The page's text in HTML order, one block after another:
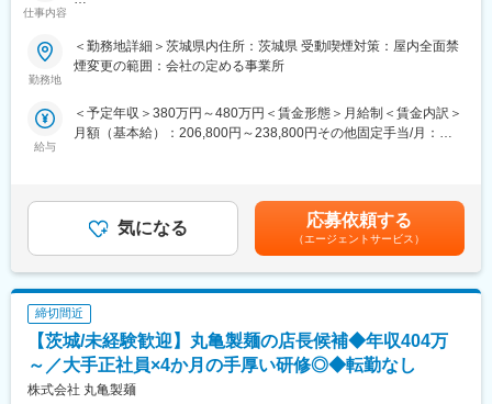
■当社の展望：
ープのグローバル売上1000億円を目標としています。そのため中
途採用に力を入れ、変革を起こせる人材を獲得。新しい価値観の
変更の範囲：会社の定める業務
仕事内容
「まごころさん」と呼ばれる、お届けスタッフさんとともに地域
貢献をしてみたい方を募集します。
ご入社後は、できるところからお仕事を任せ、まずは営業所長と
しての独り立ちを目指していただきます。
都度振り返りながら営業所長を目指していただきますので、
独り立ちまでの3ヶ月程度、未経験の方でも安心して始めていただ
ける環境を整えています。
■具体的には：
◇まごころさんと呼ばれる、お届けスタッフのマネジメント
◇営業所の運営・管理
・発注業務や売上・予算管理、販促計画、顧客管理など
◇営業活動
・地域の包括支援センターなどの高齢者施設や、ケアマネジャー
勤務地
＜勤務地詳細＞茨城県内住所：茨城県 受動喫煙対策：屋内全面禁
煙変更の範囲：会社の定める事業所
給与
＜予定年収＞380万円～480万円＜賃金形態＞月給制＜賃金内訳＞
月額（基本給）：206,800円～238,800円その他固定手当/月：
した時間外労働の残業時間代は追加支給■昇給：年2回※半期ごと
の評価による■賞与：年2回※会社の業績と個人評価による賃金は
あくまでも目安の金額であり、選考を通じて上下する可能性があ
ります。月給(月額)は固定手当を含めた表記です。
気になる 応募依頼する
（エージェントサービス）
締切間近
【茨城/未経験歓迎】丸亀製麺の店長候補◆年収404万
～／大手正社員×4か月の手厚い研修◎◆転勤なし
株式会社 丸亀製麺